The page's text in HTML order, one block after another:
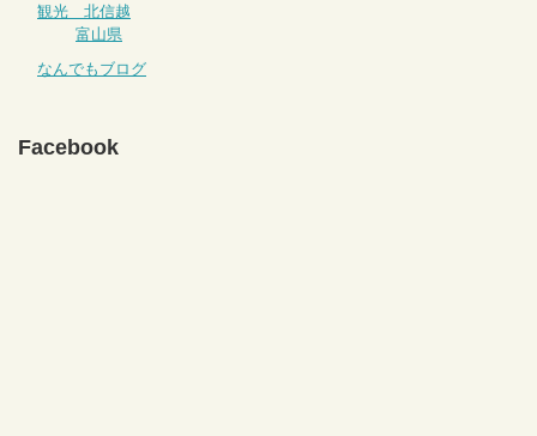
観光 北信越
富山県
なんでもブログ
Facebook